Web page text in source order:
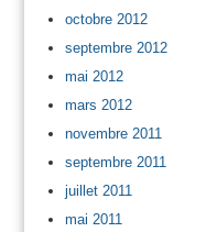
octobre 2012
septembre 2012
mai 2012
mars 2012
novembre 2011
septembre 2011
juillet 2011
mai 2011